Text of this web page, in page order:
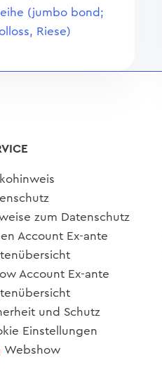
(jumbo bond;
Riese)
zum Datenschutz
Account Ex-ante
Account Ex-ante
und Schutz
Einstellungen
Webshow